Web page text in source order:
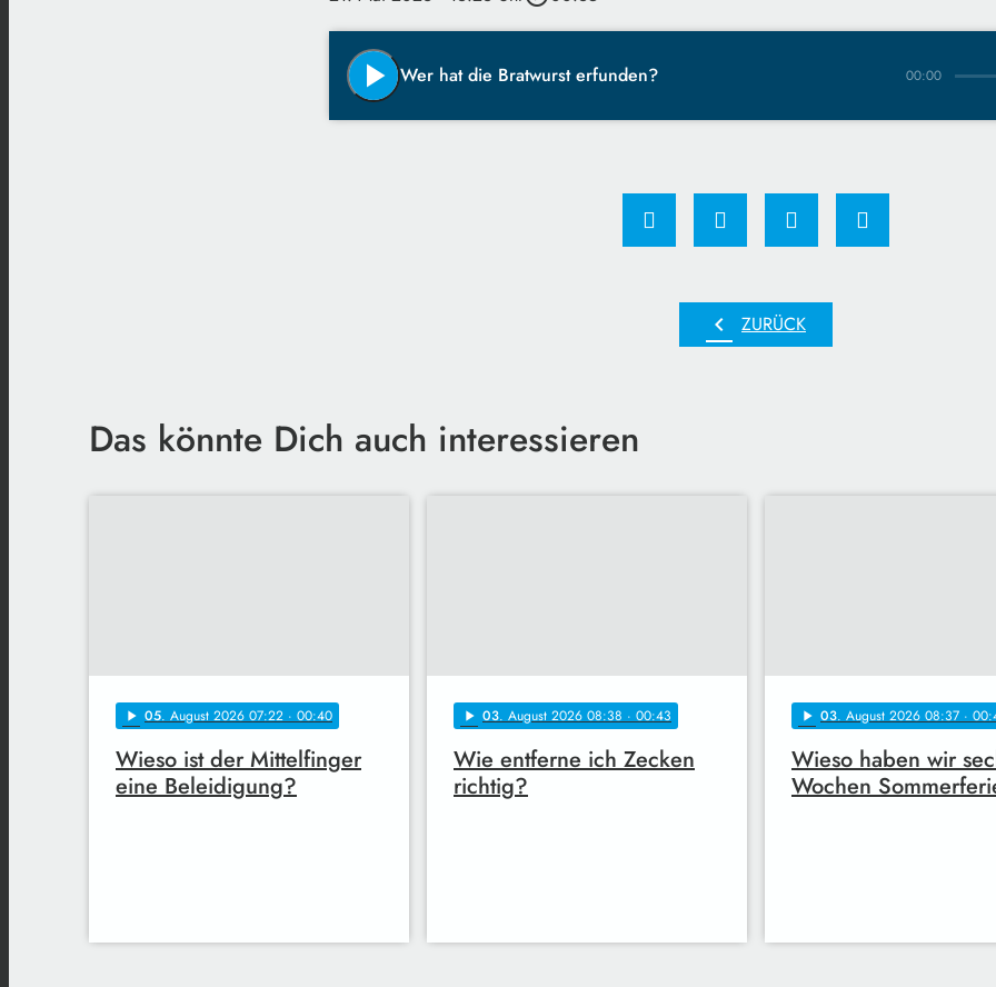
play_arrow Wer hat die Bratwurst erfunden? 00:00
chevron_left ZURÜCK
Das könnte Dich auch interessieren
play_arrow 05. August 2026 07:22 · 00:40
Wieso ist der Mittelfinger
eine Beleidigung?
play_arrow 03. August 2026 08:38 · 00:43
Wie entferne ich Zecken
richtig?
play_arrow 03. August 2026 08:37 ·
Wieso haben wir
Wochen